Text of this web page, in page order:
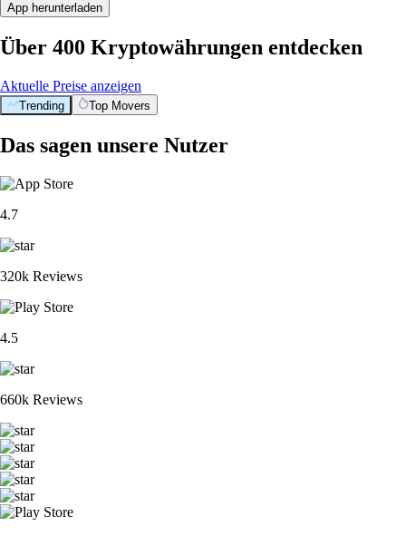
App herunterladen
Über 400 Kryptowährungen entdecken
Aktuelle Preise anzeigen
Trending Top Movers
Das sagen unsere Nutzer
4.7
320k Reviews
4.5
660k Reviews